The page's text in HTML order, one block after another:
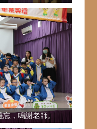
，鳴謝老師。